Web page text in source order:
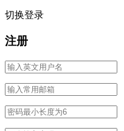
切换登录
注册